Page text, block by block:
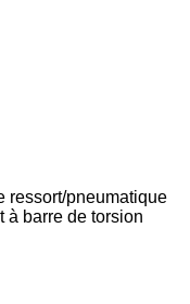
ressort/pneumatique
à barre de torsion